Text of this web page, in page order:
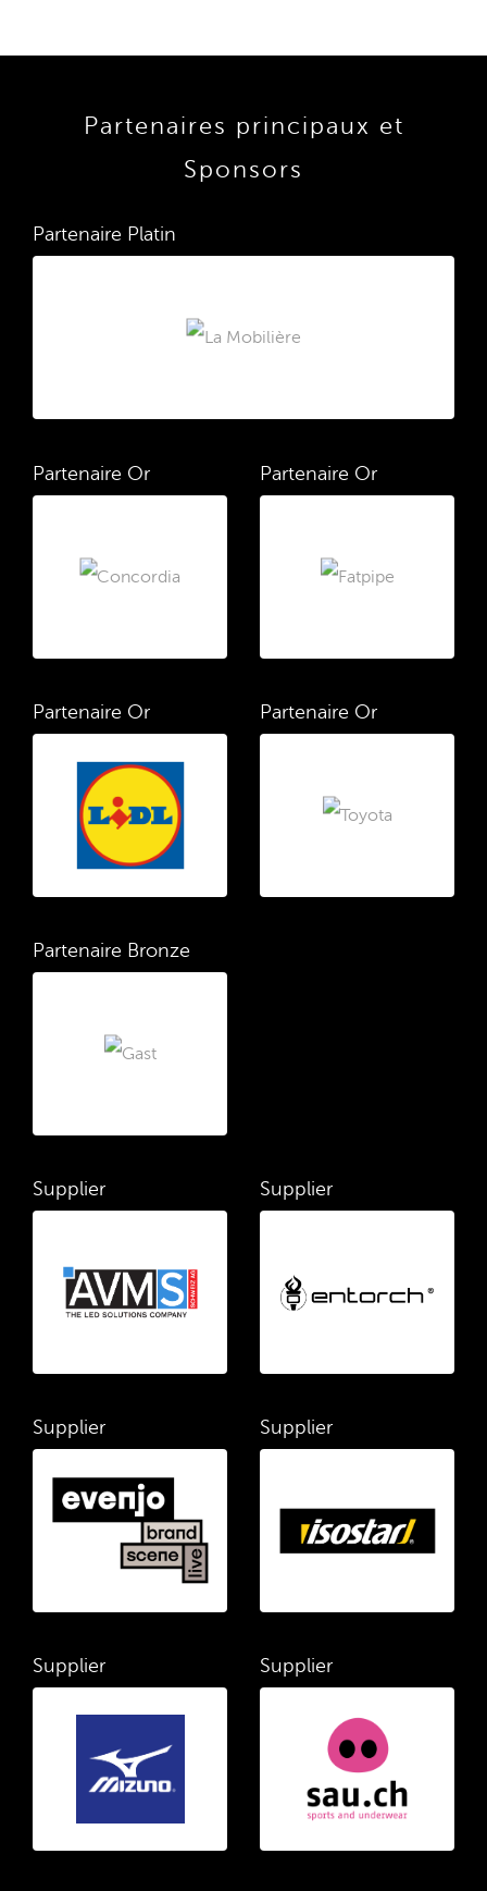
Partenaires principaux et
Sponsors
Partenaire Platin
Partenaire Or Partenaire Or
Partenaire Or Partenaire Or
Partenaire Bronze
Supplier Supplier
Supplier Supplier
Supplier Supplier